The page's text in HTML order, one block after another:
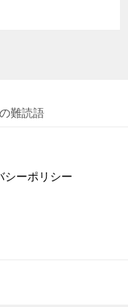
難読語
シーポリシー